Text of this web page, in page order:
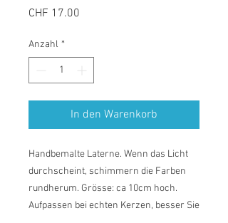
CHF 17.00
Anzahl *
In den Warenkorb
Handbemalte Laterne. Wenn das Licht
durchscheint, schimmern die Farben
rundherum. Grösse: ca 10cm hoch.
Aufpassen bei echten Kerzen, besser Sie